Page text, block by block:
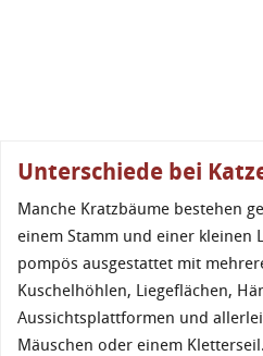
Unterschiede bei
Manche Kratzbäume bestehen
einem Stamm und einer kleinen
pompös ausgestattet mit
Kuschelhöhlen, Liegeflächen,
Aussichtsplattformen und
Mäuschen oder einem